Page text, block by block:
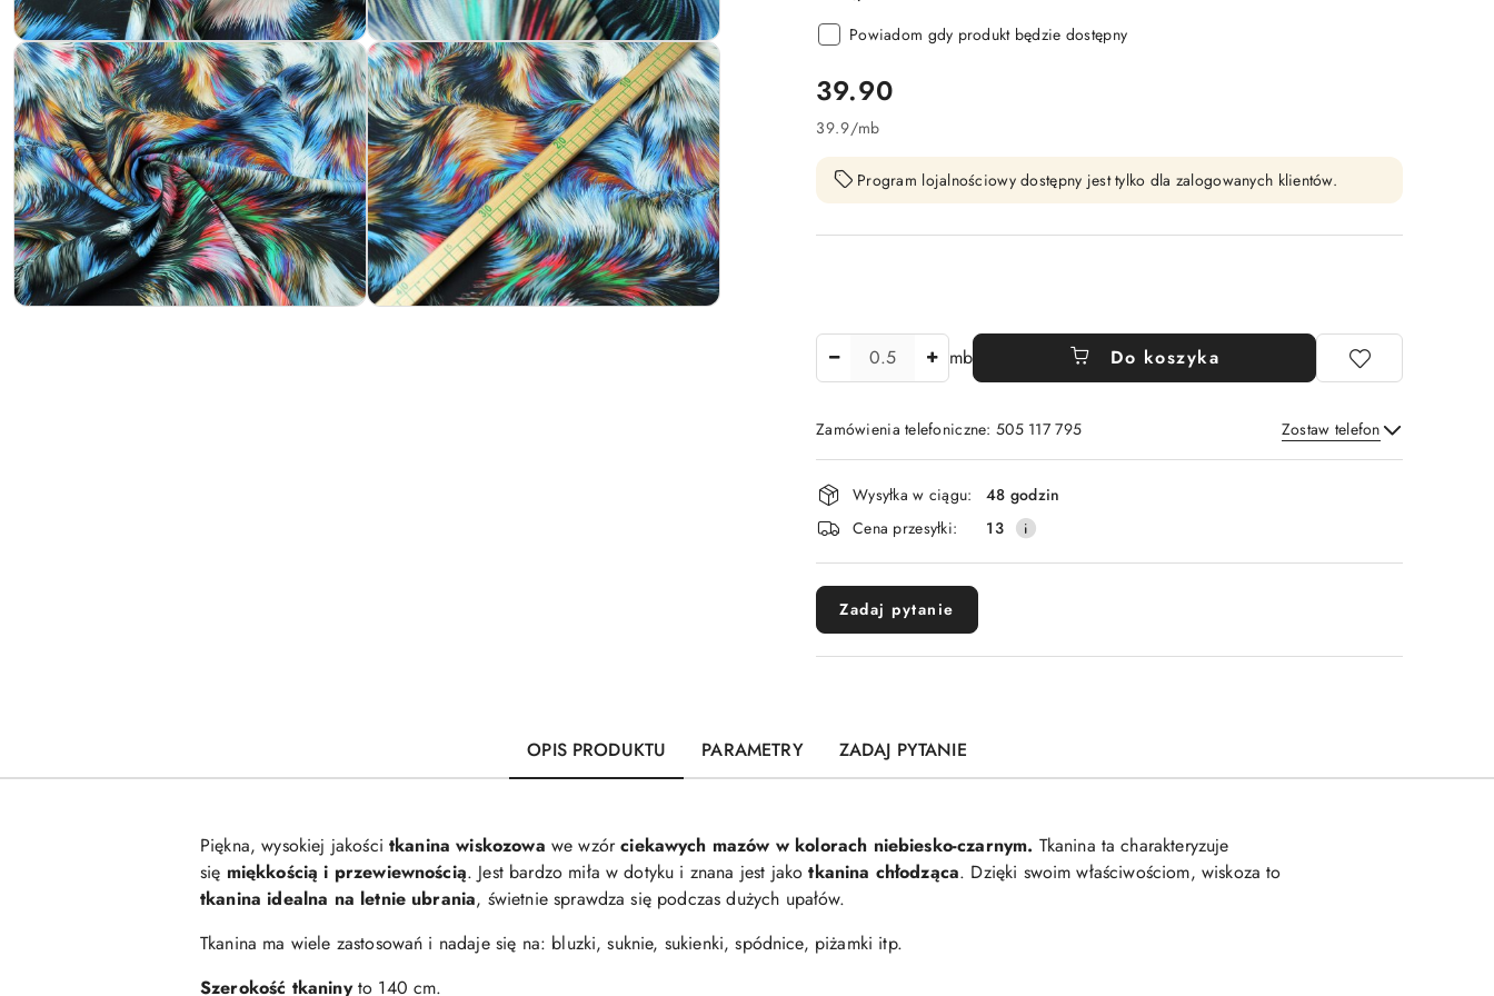
Powiadom gdy produkt będzie dostępny
cena:
39.90
39.9/mb
Program lojalnościowy dostępny jest tylko dla zalogowanych klientów.
mb Do koszyka
Zamówienia telefoniczne: 505 117 795 Zostaw telefon
Wyślij
Dostępność
i
dostawa
Wysyłka w ciągu:
48 godzin
Cena przesyłki:
13
Zadaj pytanie
OPIS PRODUKTU PARAMETRY ZADAJ PYTANIE
Piękna, wysokiej jakości tkanina wiskozowa we wzórciekawych mazów w kolorach niebiesko-czarnym. Tkanina ta charakteryzuje
się miękkością i przewiewnością. Jest bardzo miła w dotyku i znana jest jakotkanina chłodząca. Dzięki swoim właściwościom, wiskoza to
tkanina idealna na letnie ubrania, świetnie sprawdza się podczas dużych upałów.
Tkanina ma wiele zastosowań i nadaje się na: bluzki, suknie, sukienki, spódnice, piżamki itp.
Szerokość tkaninyto 140 cm.